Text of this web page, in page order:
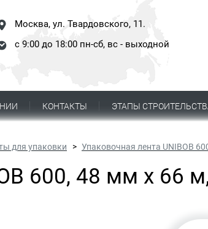
Москва, ул. Твардовского, 11.
с 9:00 до 18:00 пн-сб, вс - выходной
КОНТАКТЫ ЭТАПЫ
для упаковки Упаковочная лента UNIBOB
600, 48 мм х 66